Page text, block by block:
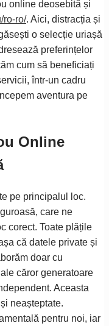
online deosebită și
ro-ro/. Aici, distracția și
o selecție uriașă
preferințelor
cum să beneficiați
într-un cadru
aventura pe
Online
pe principalul loc.
care ne
corect. Toate plățile
că datele private și
doar cu
căror generatoare
Aceasta
neașteptate.
pentru noi, iar